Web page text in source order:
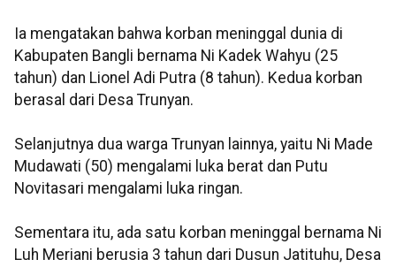
Ia mengatakan bahwa korban meninggal dunia di
Kabupaten Bangli bernama Ni Kadek Wahyu (25
tahun) dan Lionel Adi Putra (8 tahun). Kedua korban
berasal dari Desa Trunyan.
Selanjutnya dua warga Trunyan lainnya, yaitu Ni Made
Mudawati (50) mengalami luka berat dan Putu
Novitasari mengalami luka ringan.
Sementara itu, ada satu korban meninggal bernama Ni
Luh Meriani berusia 3 tahun dari Dusun Jatituhu, Desa